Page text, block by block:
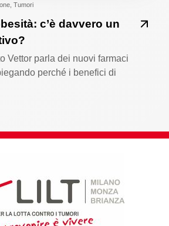
Tumori
c’è davvero un
Vettor parla dei nuovi farmaci
perché i benefici di